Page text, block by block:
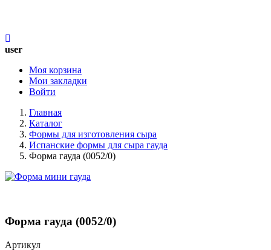
user
Моя корзина
Мои закладки
Войти
Главная
Каталог
Формы для изготовления сыра
Испанские формы для сыра гауда
Форма гауда (0052/0)
Форма гауда (0052/0)
Артикул